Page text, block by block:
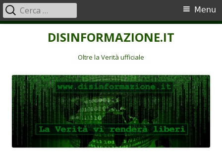
DISINFORMAZIONE.IT
Oltre la Verità ufficiale
Menu
principale
Menu
Ricerca
per: